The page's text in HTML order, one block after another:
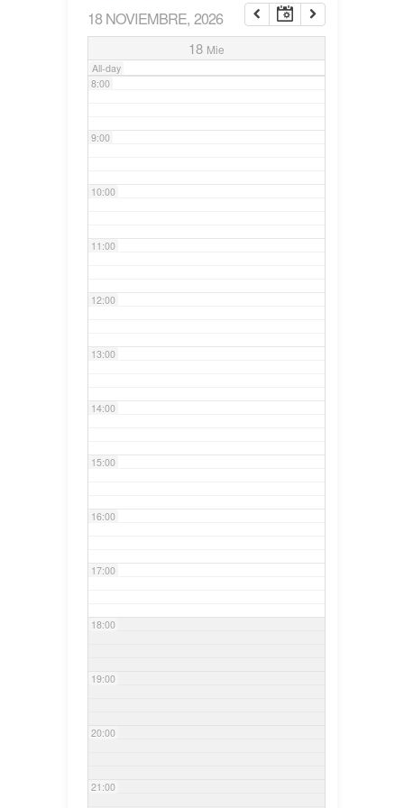
18 NOVIEMBRE, 2026
18 Mie
All-day
7:00
8:00
9:00
10:00
11:00
12:00
13:00
14:00
15:00
16:00
17:00
18:00
19:00
20:00
21:00